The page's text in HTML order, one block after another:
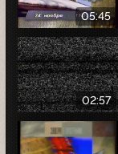
05:45
02:57